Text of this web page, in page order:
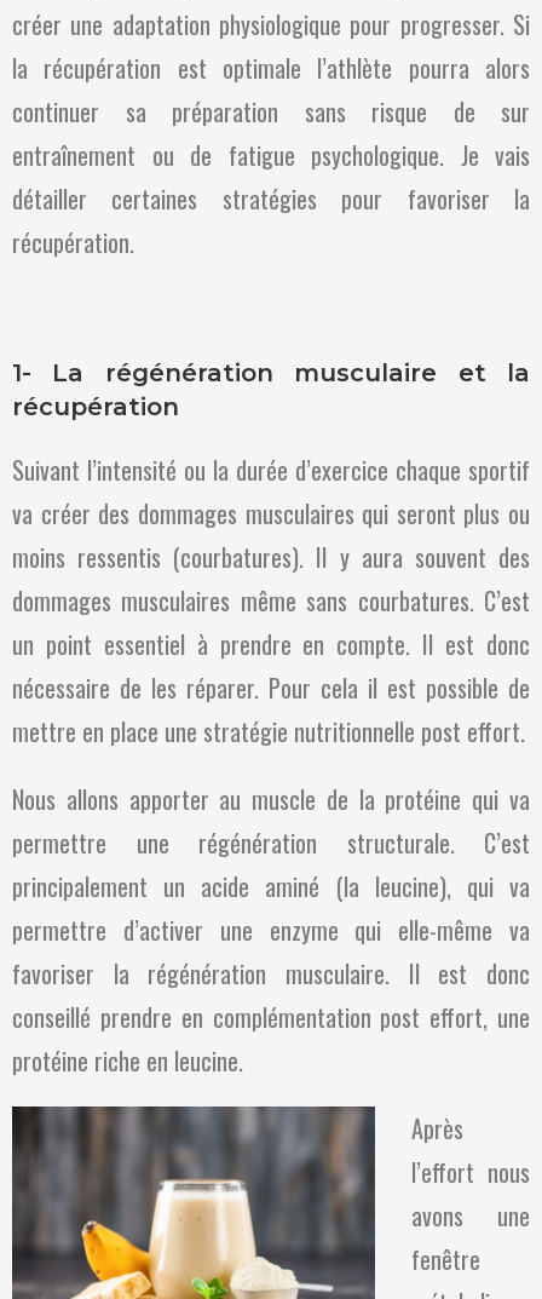
créer une adaptation physiologique pour progresser. Si
la récupération est optimale l’athlète pourra alors
continuer sa préparation sans risque de sur
entraînement ou de fatigue psychologique. Je vais
détailler certaines stratégies pour favoriser la
récupération.
1- La régénération musculaire et la
récupération
Suivant l’intensité ou la durée d’exercice chaque sportif
va créer des dommages musculaires qui seront plus ou
moins ressentis (courbatures). Il y aura souvent des
dommages musculaires même sans courbatures. C’est
un point essentiel à prendre en compte. Il est donc
nécessaire de les réparer. Pour cela il est possible de
mettre en place une stratégie nutritionnelle post effort.
Nous allons apporter au muscle de la protéine qui va
permettre une régénération structurale. C’est
principalement un acide aminé (la leucine), qui va
permettre d’activer une enzyme qui elle-même va
favoriser la régénération musculaire. Il est donc
conseillé prendre en complémentation post effort, une
protéine riche en leucine.
Après
l’effort nous
avons une
fenêtre